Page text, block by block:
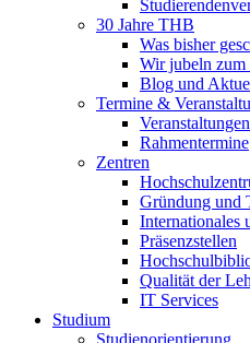
30 Jahre THB
Was bisher
Wir jubeln zum
Blog und
Termine &
Veranstaltungen
Rahmentermine
Zentren
Gründung und
Internationales
Präsenzstellen
Qualität der
IT Services
Studium
Studienorientierung